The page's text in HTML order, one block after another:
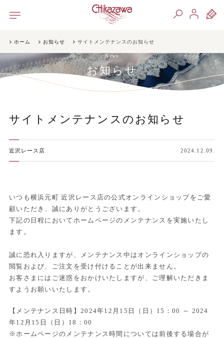
ホーム お知らせ サイトメンテナンスのお知らせ
News
お知らせ
サイトメンテナンスのお知らせ
近沢レース店 2024.12.09.
いつも横浜元町 近沢レース店の公式オンラインショップをご愛
顧いただき、誠にありがとうございます。
下記の日程においてホームページのメンテナンスを実施いたし
ます。
誠に恐れ入りますが、メンテナンス中はオンラインショップの
閲覧および、ご注文を受け付けることが出来ません。
お客さまにはご迷惑をおかけいたしますが、ご理解いただきま
すようお願いいたします。
【メンテナンス日時】2024年12月15日（日）15：00 ～ 2024
年12月15日（日）18：00
※ホームページのメンテナンス時間については前後する場合が